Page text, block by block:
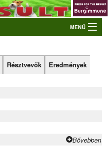
MENÜ
Résztvevők
Eredmények
Bővebben